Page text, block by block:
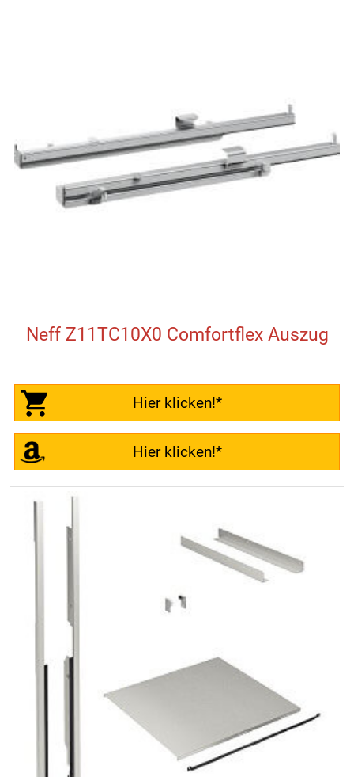
Neff Z11TC10X0 Comfortflex Auszug
Hier klicken!*
Hier klicken!*